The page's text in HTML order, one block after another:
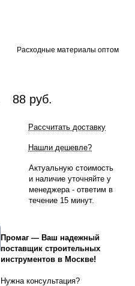
Расходные материалы оптом
88 руб.
Рассчитать доставку
Нашли дешевле?
Актуальную стоимость
и наличие уточняйте у
менеджера - ответим в
течение 15 минут.
Промаг — Ваш надежный
поставщик строительных
инструментов в Москве!
Нужна консультация?